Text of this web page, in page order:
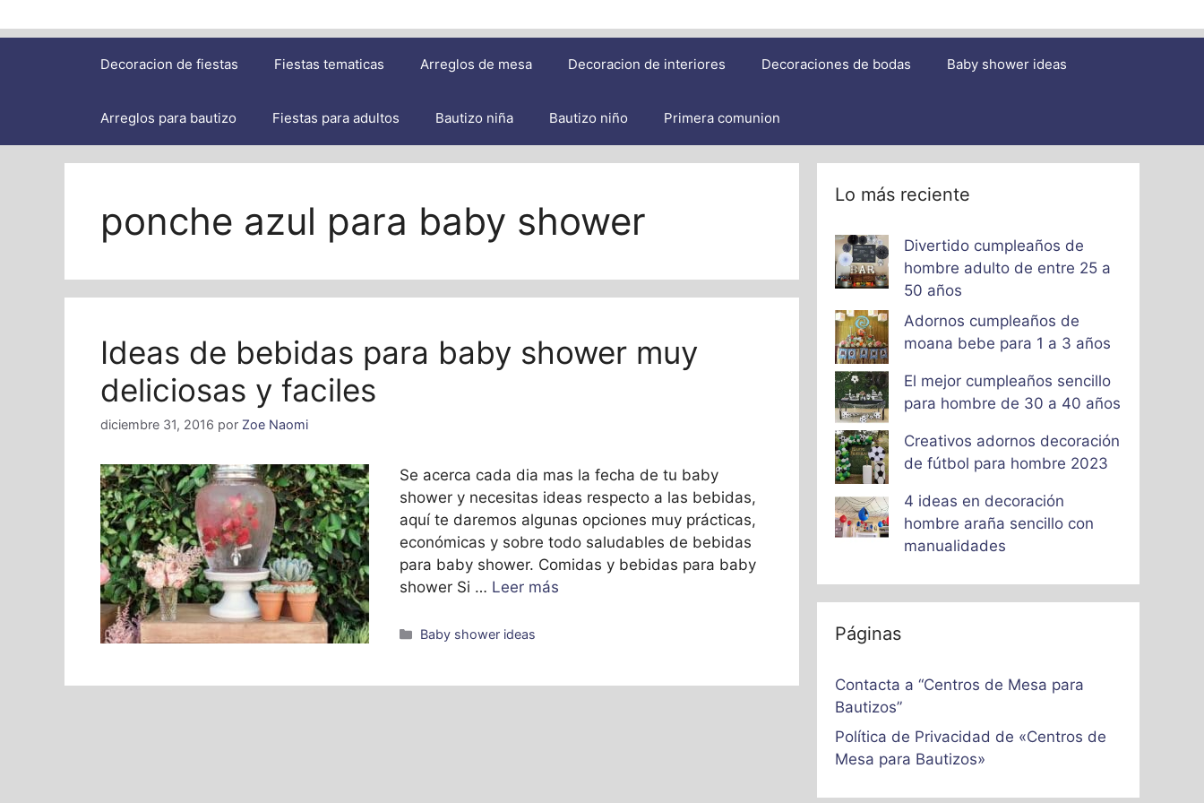
Decoracion de fiestas Fiestas tematicas Arreglos de mesa Decoracion de interiores Decoraciones de bodas Baby shower ideas
Arreglos para bautizo Fiestas para adultos Bautizo niña Bautizo niño Primera comunion
ponche azul para baby shower
Ideas de bebidas para baby shower muy
deliciosas y faciles
diciembre 31, 2016 por Zoe Naomi
Se acerca cada dia mas la fecha de tu baby
shower y necesitas ideas respecto a las bebidas,
aquí te daremos algunas opciones muy prácticas,
económicas y sobre todo saludables de bebidas
para baby shower. Comidas y bebidas para baby
shower Si … Leer más
Categorías
Baby shower ideas
Lo más reciente
Divertido cumpleaños de
hombre adulto de entre 25 a
50 años
Adornos cumpleaños de
moana bebe para 1 a 3 años
El mejor cumpleaños sencillo
para hombre de 30 a 40 años
Creativos adornos decoración
de fútbol para hombre 2023
4 ideas en decoración
hombre araña sencillo con
manualidades
Páginas
Contacta a “Centros de Mesa para
Bautizos”
Política de Privacidad de «Centros de
Mesa para Bautizos»